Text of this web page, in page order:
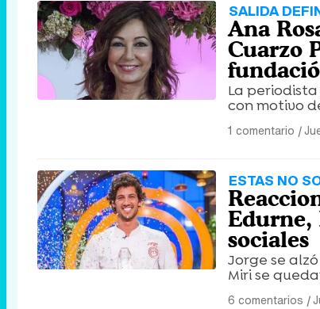
SALIDA
Ana
Cuarzo
La
con motivo
1 comentario |
ESTAS NO
Edurne,
sociales
Jorge se
Miri se
6 comentarios |